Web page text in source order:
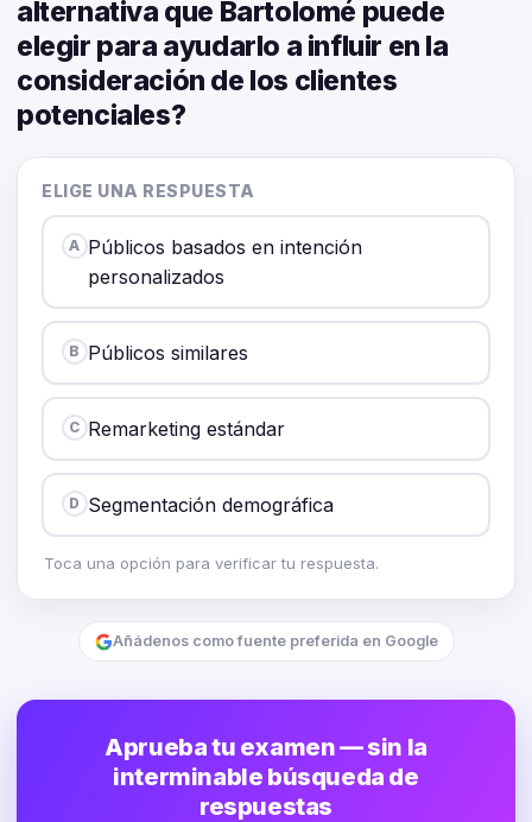
alternativa que Bartolomé puede
elegir para ayudarlo a influir en la
consideración de los clientes
potenciales?
ELIGE UNA RESPUESTA
A Públicos basados en intención
personalizados
B Públicos similares
C Remarketing estándar
D Segmentación demográfica
Toca una opción para verificar tu respuesta.
Añádenos como fuente preferida en Google
Aprueba tu examen — sin la
interminable búsqueda de
respuestas